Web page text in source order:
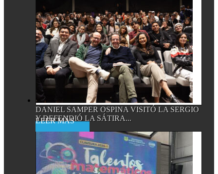
DANIEL SAMPER OSPINA VISITÓ LA SERGIO
Y DEFENDIÓ LA SÁTIRA...